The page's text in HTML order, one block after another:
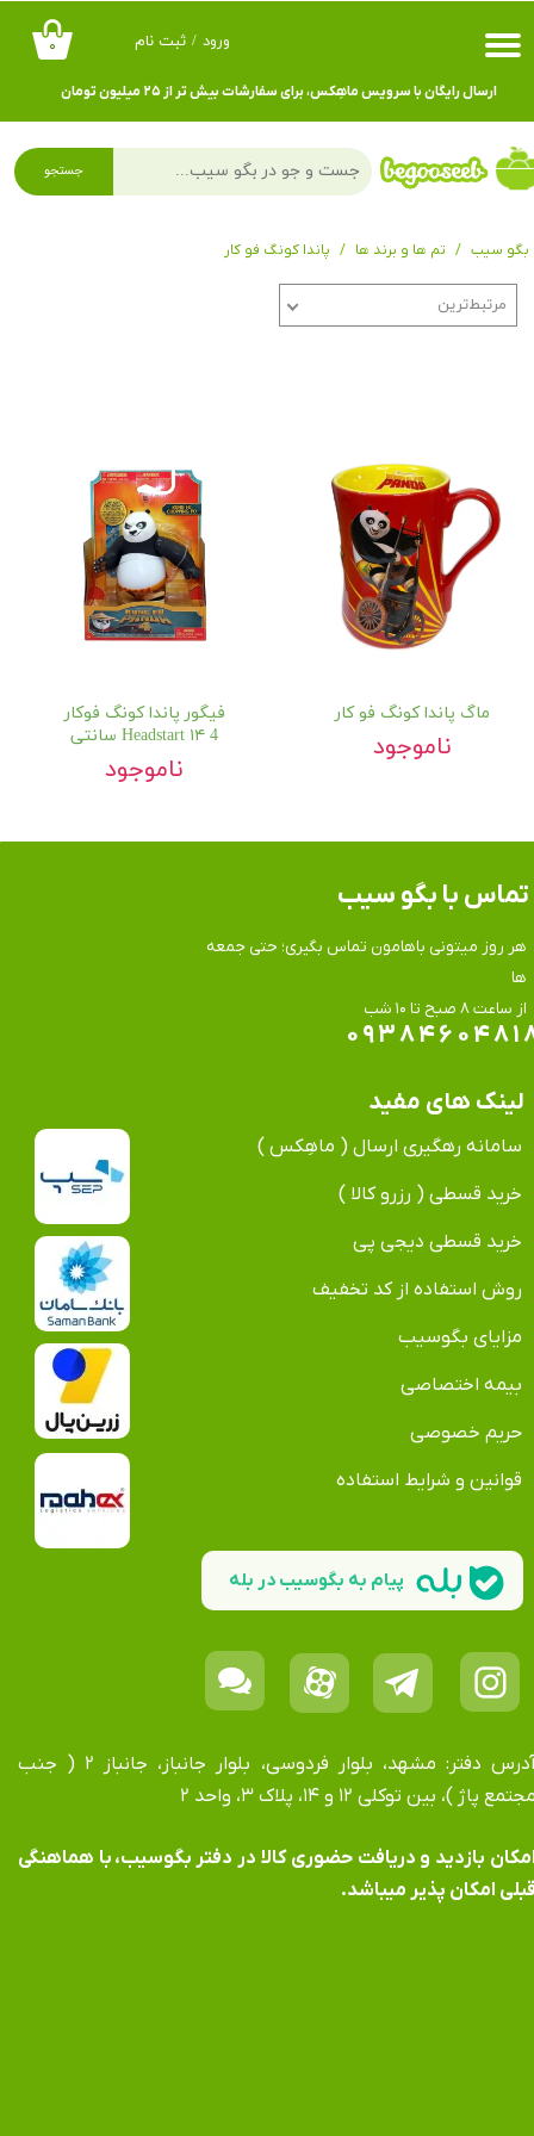
۰ ورود / ثبت نام
حساب کاربری من
تغییر گذر واژه
سفارشات
ارسال رایگان با سرویس ماهِکس، برای سفارشات بیش تر از ۲۵ میلیون تومان
جستجو
بگو سیب تم ها و برند ها پاندا کونگ فو کار
مرتبط‌ترین
ماگ پاندا کونگ فو کار
ناموجود
فیگور پاندا کونگ فوکار
4 Headstart ۱۴ سانتی
ناموجود
هر روز میتونی باهامون تماس بگیری؛ حتی جمعه
ها
​​​​​​​از ساعت ۸ صبح تا ۱۰ شب
تماس​​​​​​​ با بگو سیب
لینک های مفید
سامانه رهگیری ارسال ( ماهِکس )
خرید قسطی ( رزرو کالا )
خرید قسطی دیجی پی
روش استفاده از کد تخفیف
مزایای بگوسیب
بیمه اختصاصی
حریم خصوصی
قوانین و شرایط استفاده
آدرس دفتر: مشهد، بلوار فردوسی، بلوار جانباز، جانباز ۲ ( جنب
پاژ )، بین توکلی ۱۲ و ۱۴، پلاک ۳، واحد ۲
بازدید و دریافت حضوری کالا در دفتر بگوسیب، با هماهنگی
امکان پذیر میباشد.
پیام به بگوسیب در بله